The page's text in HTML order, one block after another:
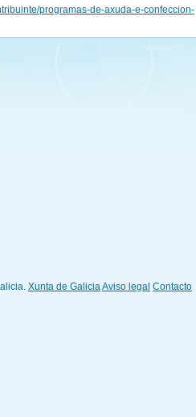
programas-de-axuda-e-confeccion-
Xunta de GaliciaAviso legal Contacto